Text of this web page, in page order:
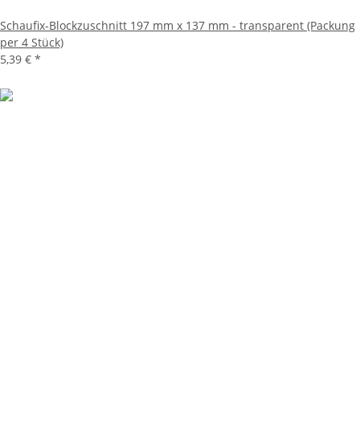
Schaufix-Blockzuschnitt 197 mm x 137 mm - transparent (Packung
per 4 Stück)
5,39 € *